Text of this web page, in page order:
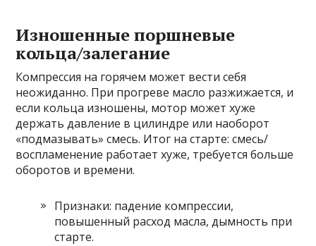
Изношенные поршневые
кольца/залегание
Компрессия на горячем может вести себя
неожиданно. При прогреве масло разжижается, и
если кольца изношены, мотор может хуже
держать давление в цилиндре или наоборот
«подмазывать» смесь. Итог на старте: смесь/
воспламенение работает хуже, требуется больше
оборотов и времени.
Признаки: падение компрессии,
повышенный расход масла, дымность при
старте.